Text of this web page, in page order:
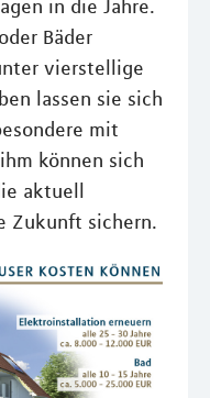
in die Jahre.
Bäder
vierstellige
lassen sie sich
mit
können sich
aktuell
Zukunft sichern.